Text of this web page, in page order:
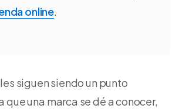
online.
siguen siendo un punto
una marca se dé a conocer,